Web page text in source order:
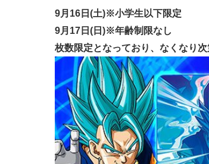
9月16日(土)※小学生以下限定
9月17日(日)※年齢制限なし
枚数限定となっており、なくなり